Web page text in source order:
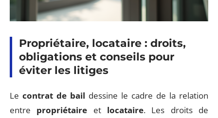
Propriétaire, locataire : droits,
obligations et conseils pour
éviter les litiges
Le contrat de bail dessine le cadre de la relation
entre propriétaire et locataire. Les droits de